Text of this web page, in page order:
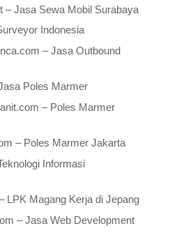
– Jasa Sewa Mobil Surabaya
Indonesia
– Jasa Outbound
Poles Marmer
– Poles Marmer
– Poles Marmer Jakarta
Informasi
LPK Magang Kerja di Jepang
– Jasa Web Development